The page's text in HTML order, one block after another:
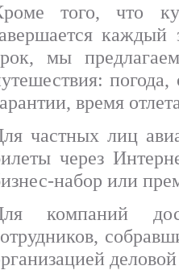
того, что
каждый
мы
время
частных лиц
через
набор или
компаний